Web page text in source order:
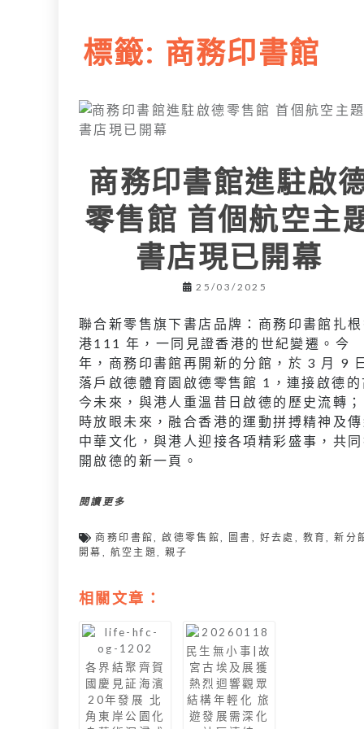
標籤: 商務印書館
商務印書館進駐啟
零售館 首個航空主
書店現已開幕
25/03/2025
聯合新零售旗下書店品牌：商務印書館扎根
港111 年，一同見證香港的世紀變遷。今
年，商務印書館再開新的分館，於 3 月 9
落戶啟德體育園啟德零售館 1，連接啟德的
今未來，與港人重溫昔日啟德的歷史流轉；
時放眼未來，融合香港的運動拼搏精神及
中華文化，與港人迎接各項精彩盛事，共
開啟德的新一頁。
閱讀更多
商務印書館,啟德零售館, 圖書 , 好去處 , 教育,新分
開幕 , 航空主題,親子
相關文章：
各界結聚齊賀
國慶見証海濱
20年發展 北
角東岸公園化
民生無小事|故
宮古埃及展獲
熱烈迴響觀眾
結構年輕化 旅
遊發展需深化